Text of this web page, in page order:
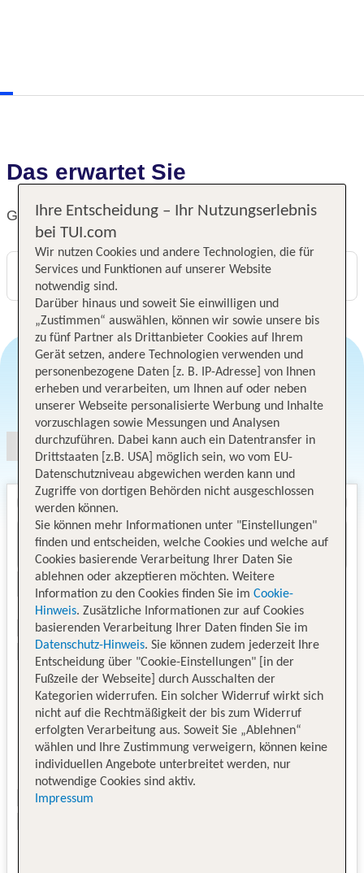
Das erwartet Sie
Grandeur Hotel
Digitaler und telefonischer 24/7 TUI Service
Angebotsauswahl
Ihre Entscheidung – Ihr Nutzungserlebnis
bei TUI.com
Wir nutzen Cookies und andere Technologien, die für
Services und Funktionen auf unserer Website
notwendig sind.
Darüber hinaus und soweit Sie einwilligen und
„Zustimmen“ auswählen, können wir sowie unsere bis
zu fünf Partner als Drittanbieter Cookies auf Ihrem
Gerät setzen, andere Technologien verwenden und
personenbezogene Daten [z. B. IP-Adresse] von Ihnen
erheben und verarbeiten, um Ihnen auf oder neben
unserer Webseite personalisierte Werbung und Inhalte
vorzuschlagen sowie Messungen und Analysen
durchzuführen. Dabei kann auch ein Datentransfer in
Drittstaaten [z.B. USA] möglich sein, wo vom EU-
Datenschutzniveau abgewichen werden kann und
Zugriffe von dortigen Behörden nicht ausgeschlossen
werden können.
Sie können mehr Informationen unter "Einstellungen"
finden und entscheiden, welche Cookies und welche auf
Cookies basierende Verarbeitung Ihrer Daten Sie
ablehnen oder akzeptieren möchten. Weitere
Information zu den Cookies finden Sie im Cookie-
Hinweis. Zusätzliche Informationen zur auf Cookies
basierenden Verarbeitung Ihrer Daten finden Sie im
Datenschutz-Hinweis. Sie können zudem jederzeit Ihre
Entscheidung über "Cookie-Einstellungen" [in der
Fußzeile der Webseite] durch Ausschalten der
Kategorien widerrufen. Ein solcher Widerruf wirkt sich
nicht auf die Rechtmäßigkeit der bis zum Widerruf
erfolgten Verarbeitung aus. Soweit Sie „Ablehnen“
wählen und Ihre Zustimmung verweigern, können keine
individuellen Angebote unterbreitet werden, nur
notwendige Cookies sind aktiv.
Impressum